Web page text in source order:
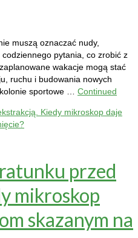
muszą oznaczać nudy,
pytania, co zrobić z
wakacje mogą stać
ruchu i budowania nowych
sportowe … Continued
przed
mikroskop
skazanym na